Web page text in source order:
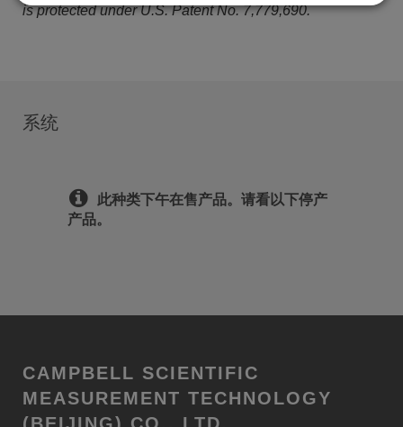
is protected under U.S. Patent No. 7,779,690.
系统
此种类下午在售产品。请看以下停产
产品。
CAMPBELL SCIENTIFIC
MEASUREMENT TECHNOLOGY